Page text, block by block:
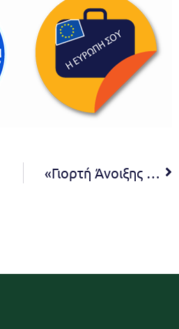
«Γιορτή Άνοιξης 2023» με αφορμή την Πρωτομαγιά διοργανώνει ο Δήμος Πεντέλης με διήμερες δράσεις-εκδηλώσεις το Σάββατο 29 και την Κυριακή 30 Απριλίου